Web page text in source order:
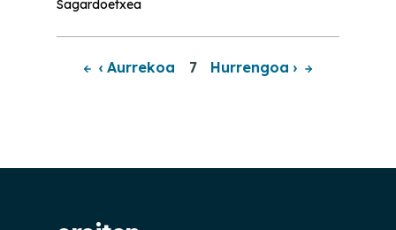
Sagardoetxea
‹ Aurrekoa 7 Hurrengoa ›